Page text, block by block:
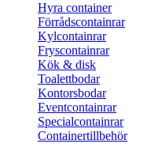
Hyra container
Förrådscontainrar
Kylcontainrar
Fryscontainrar
Kök & disk
Toalettbodar
Kontorsbodar
Eventcontainrar
Specialcontainrar
Containertillbehör